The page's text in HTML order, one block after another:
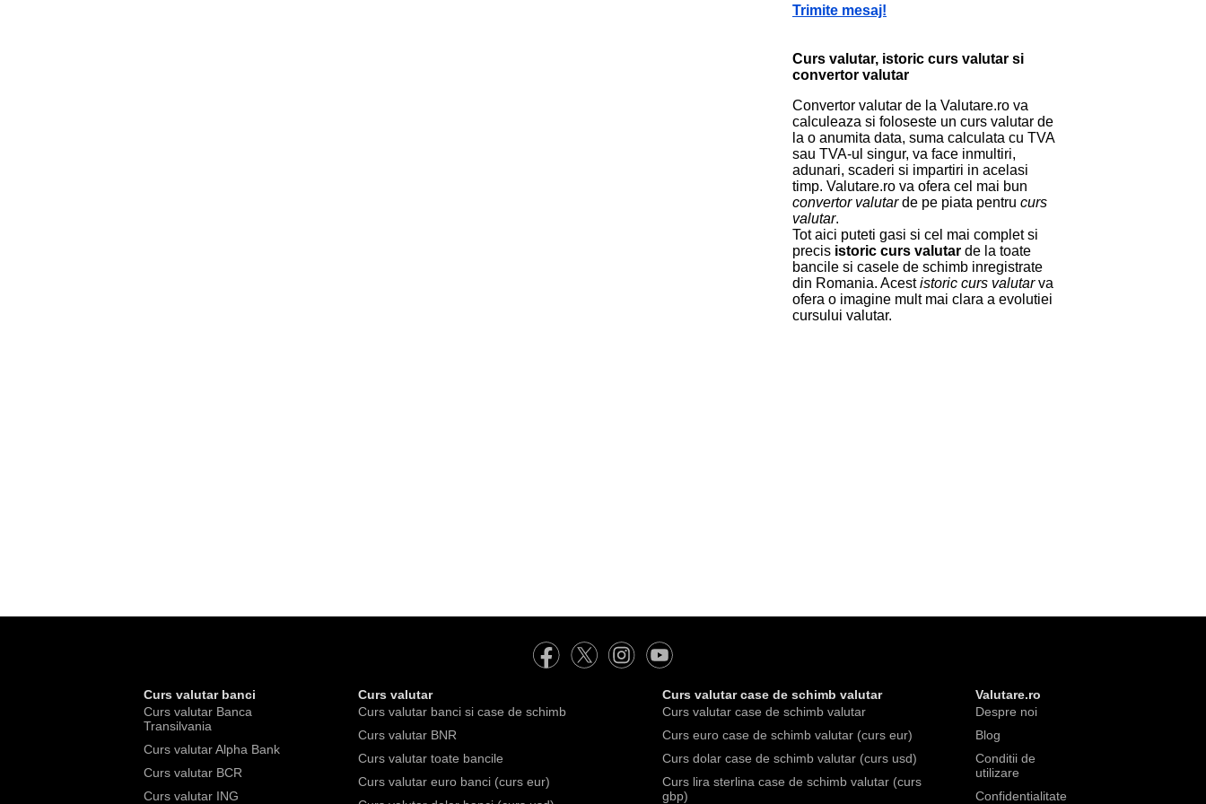
Trimite mesaj!
Curs valutar, istoric curs valutar si
convertor valutar
Convertor valutar de la Valutare.ro va
calculeaza si foloseste un curs valutar de
la o anumita data, suma calculata cu TVA
sau TVA-ul singur, va face inmultiri,
adunari, scaderi si impartiri in acelasi
timp. Valutare.ro va ofera cel mai bun
convertor valutarde pe piata pentru curs
valutar.
Tot aici puteti gasi si cel mai complet si
precis istoric curs valutar de la toate
bancile si casele de schimb inregistrate
din Romania. Acestistoric curs valutarva
ofera o imagine mult mai clara a evolutiei
cursului valutar.
Curs valutar banci
Curs valutar Banca
Transilvania
Curs valutar Alpha Bank
Curs valutar BCR
Curs valutar ING
Curs valutar
Curs valutar banci si case de schimb
Curs valutar BNR
Curs valutar toate bancile
Curs valutar euro banci (curs eur)
Curs valutar case de schimb valutar
Curs valutar case de schimb valutar
Curs euro case de schimb valutar (curs eur)
Curs dolar case de schimb valutar (curs usd)
Curs lira sterlina case de schimb valutar (curs
gbp)
Valutare.ro
Despre noi
Blog
Conditii de
utilizare
Confidentialitate